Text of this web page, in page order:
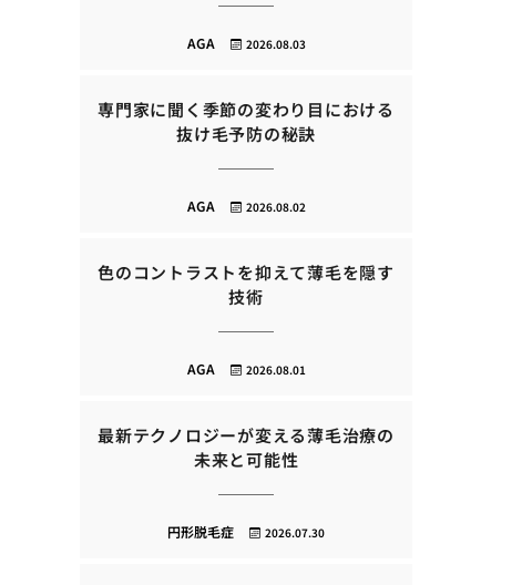
2026.08.03
AGA
専門家に聞く季節の変わり目における
抜け毛予防の秘訣
2026.08.02
AGA
色のコントラストを抑えて薄毛を隠す
技術
2026.08.01
AGA
最新テクノロジーが変える薄毛治療の
未来と可能性
2026.07.30
円形脱毛症